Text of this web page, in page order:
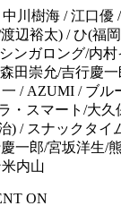
川樹海 / 江口優
辺裕太) / ひ(福
ンガロング/内
田崇允/吉行慶一
/ AZUMI / ブル
・スマート/大久
) / スナックタイ
一郎/宮坂洋生/
内山
ON